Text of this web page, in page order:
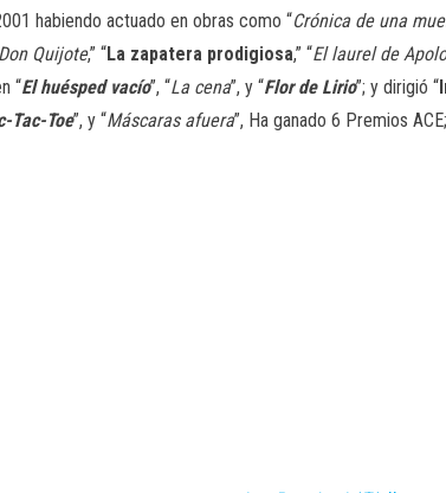
habiendo actuado en obras como “Crónica de una
Don Quijote,” “La zapatera prodigiosa,” “El laurel de Apolo
“El huésped vacío”, “La cena”, y “Flor de Lirio”; y dirigió “
Tac-Toe”, y “Máscaras afuera”, Ha ganado 6 Premios